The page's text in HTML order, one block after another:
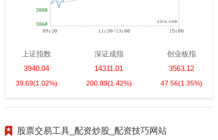
上证指数
3940.04
39.69(1.02%)
深证成指
14311.01
200.89(1.42%)
创业板指
3563.12
47.56(1.35%)
股票交易工具_配资炒股_配资技巧网站